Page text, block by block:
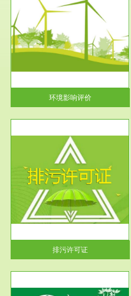
环境影响评价
服务范围
环保竣工验收
根据《建设项目环境保护管理条
例》第十七条 编制环境影响报
告书、...
排污许可证
服务范围
应急预案
根据《中华人民共和国环境保护
法》第十九条 企业事业单位应
当按照...